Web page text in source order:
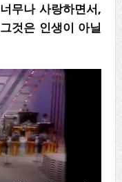
너무나 사랑하면서,
그것은 인생이 아닐